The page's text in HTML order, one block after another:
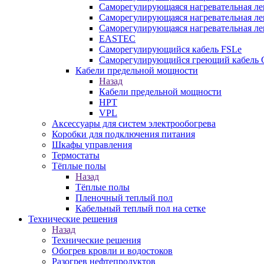
Саморегулирующаяся нагревательная
Саморегулирующаяся нагревательная
Саморегулирующаяся нагревательная
EASTEC
Саморегулирующийся кабель FSLe
Саморегулирующийся греющий кабель
Кабели предельной мощности
Назад
Кабели предельной мощности
HPT
VPL
Аксессуары для систем электрообогрева
Коробки для подключения питания
Шкафы управления
Термостаты
Тёплые полы
Назад
Тёплые полы
Пленочный теплый пол
Кабельный теплый пол на сетке
Технические решения
Назад
Технические решения
Обогрев кровли и водостоков
Разогрев нефтепродуктов